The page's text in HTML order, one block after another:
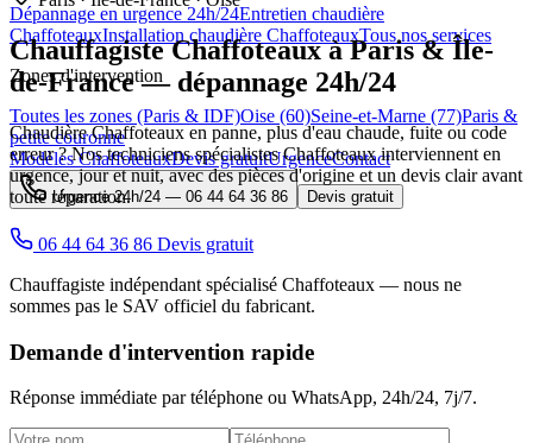
Dépannage en urgence 24h/24Entretien chaudière
ChaffoteauxInstallation chaudière ChaffoteauxTous nos services
Zones d'intervention
Toutes les zones (Paris & IDF)Oise (60)Seine-et-Marne (77)Paris &
petite couronne
Modèles ChaffoteauxDevis gratuitUrgenceContact
Urgence 24h/24 — 06 44 64 36 86 Devis gratuit
ChauffagisteChaffoteauxà Paris & Île-
de-France — dépannage 24h/24
Chaudière Chaffoteaux en panne, plus d'eau chaude, fuite ou code
erreur ? Nos techniciens spécialistes Chaffoteaux interviennent en
urgence, jour et nuit, avec des pièces d'origine et un devis clair avant
toute réparation.
06 44 64 36 86 Devis gratuit
Chauffagiste indépendant spécialisé Chaffoteaux — nous ne
sommes pas le SAV officiel du fabricant.
Demande d'intervention rapide
Réponse immédiate par téléphone ou WhatsApp, 24h/24, 7j/7.